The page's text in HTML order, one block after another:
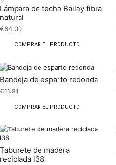
Lámpara de techo Bailey fibra
natural
€64.00
COMPRAR EL PRODUCTO
Bandeja de esparto redonda
€11.81
COMPRAR EL PRODUCTO
Taburete de madera
reciclada l38